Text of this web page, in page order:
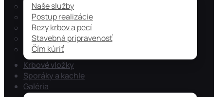
Naše služby
Postup realizácie
Rezy krbov a pecí
Stavebná pripravenosť
Čím kúriť
Krbové vložky
Sporáky a kachle
Galéria